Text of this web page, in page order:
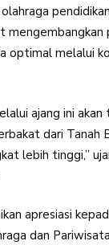
optimal melalui
ajang ini
dari Tanah
lebih tinggi,”
apresiasi
dan